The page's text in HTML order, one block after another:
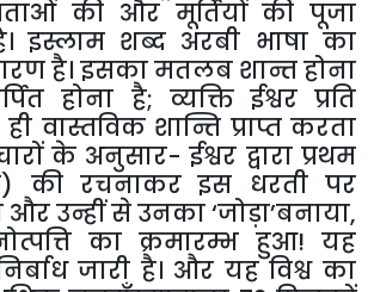
की और मूर्तियों की पूजा
इस्लाम शब्द अरबी भाषा का
है। इसका मतलब शान्त होना
होना है; व्यक्ति ईश्वर प्रति
वास्तविक शान्ति प्राप्त करता
के अनुसार- ईश्वर द्वारा प्रथम
की रचनाकर इस धरती पर
उन्हीं से उनका ‘जोड़ा’बनाया,
का क्रमारम्भ हुआ! यह
जारी है। और यह विश्व का